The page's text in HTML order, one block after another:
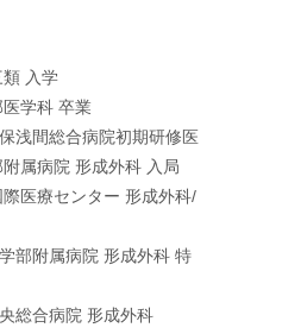
入学
学科 卒業
浅間総合病院初期研修医
属病院 形成外科 入局
医療センター 形成外科/
部附属病院 形成外科 特
総合病院 形成外科